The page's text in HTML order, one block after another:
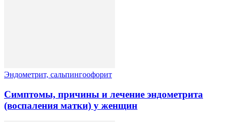
Эндометрит, сальпингоофорит
Симптомы, причины и лечение эндометрита
(воспаления матки) у женщин